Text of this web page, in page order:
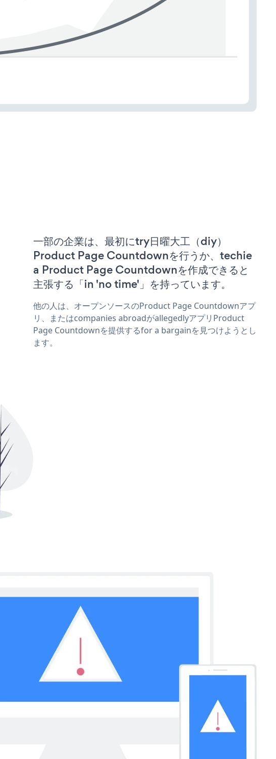
一部の企業は、最初にtry日曜大工（diy）
Product Page Countdownを行うか、techie
a Product Page Countdownを作成できると
主張する「in 'no time'」を持っています。
他の人は、オープンソースのProduct Page Countdownアプ
リ、またはcompanies abroadがallegedlyアプリProduct
Page Countdownを提供するfor a bargainを見つけようとし
ます。